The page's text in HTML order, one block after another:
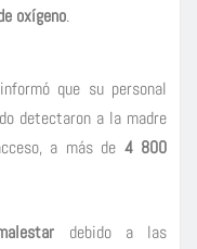
oxígeno.
que su personal
detectaron a la madre
a más de 4 800
debido a las